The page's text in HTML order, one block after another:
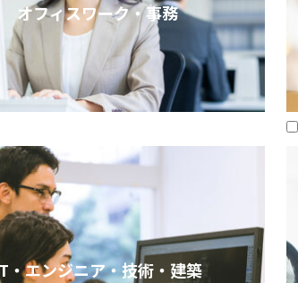
オフィスワーク・事務
・エンジニア・技術・建築